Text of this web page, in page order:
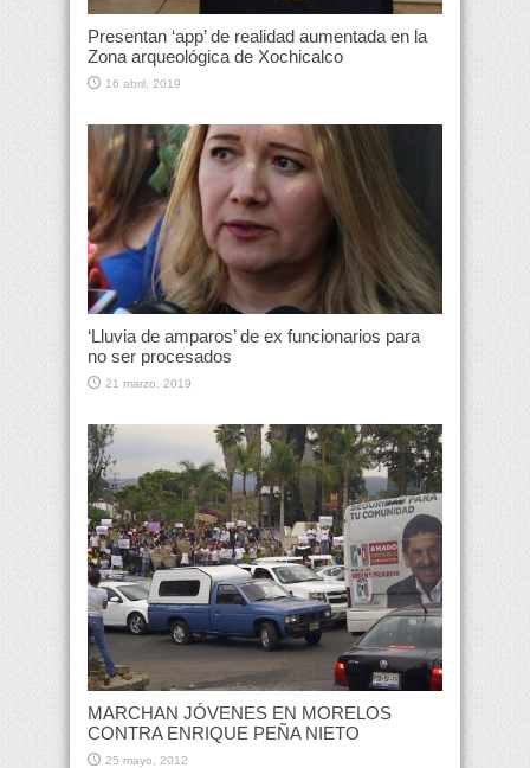
Presentan ‘app’ de realidad aumentada en la
Zona arqueológica de Xochicalco
16 abril, 2019
‘Lluvia de amparos’ de ex funcionarios para
no ser procesados
21 marzo, 2019
MARCHAN JÓVENES EN MORELOS
CONTRA ENRIQUE PEÑA NIETO
25 mayo, 2012